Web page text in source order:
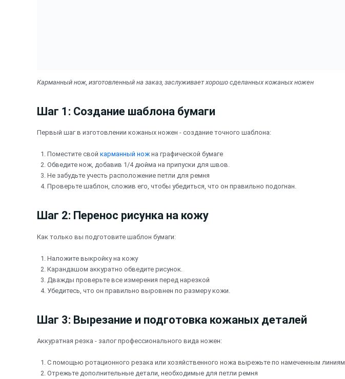
Карманный нож, изготовленный на заказ, заслуживает хорошо сделанных кожаных ножен
Шаг 1: Создание шаблона бумаги
Первый шаг в изготовлении кожаных ножен - создание точного шаблона:
Поместите свой карманный нож на графической бумаге
Обведите нож, добавив 1/4 дюйма на припуски для швов.
Не забудьте учесть расположение петли для ремня
Проверьте шаблон, сложив его, чтобы убедиться, что он правильно подогнан.
Шаг 2: Перенос рисунка на кожу
Как только вы подготовите шаблон бумаги:
Наложите выкройку на кожу
Карандашом аккуратно обведите рисунок.
Дважды проверьте все измерения перед нарезкой
Убедитесь, что он правильно выровнен по размеру кожи.
Шаг 3: Вырезание и подготовка кожаных деталей
Аккуратная резка - залог профессионального вида ножен:
С помощью ротационного резака или хозяйственного ножа вырежьте по намеченным линиям
Отрежьте дополнительные детали, необходимые для петли ремня